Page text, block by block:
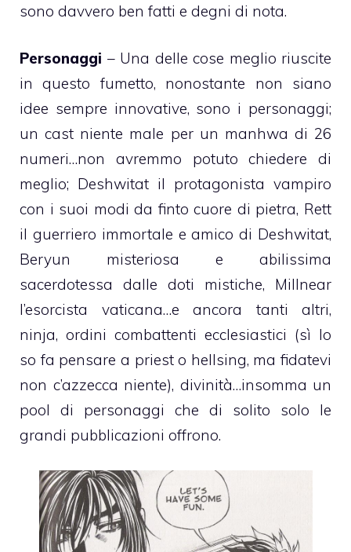
sono davvero ben fatti e degni di nota.
Personaggi – Una delle cose meglio riuscite
in questo fumetto, nonostante non siano
idee sempre innovative, sono i personaggi;
un cast niente male per un manhwa di 26
numeri…non avremmo potuto chiedere di
meglio; Deshwitat il protagonista vampiro
con i suoi modi da finto cuore di pietra, Rett
il guerriero immortale e amico di Deshwitat,
Beryun misteriosa e abilissima
sacerdotessa dalle doti mistiche, Millnear
l’esorcista vaticana…e ancora tanti altri,
ninja, ordini combattenti ecclesiastici (sì lo
so fa pensare a priest o hellsing, ma fidatevi
non c’azzecca niente), divinità…insomma un
pool di personaggi che di solito solo le
grandi pubblicazioni offrono.